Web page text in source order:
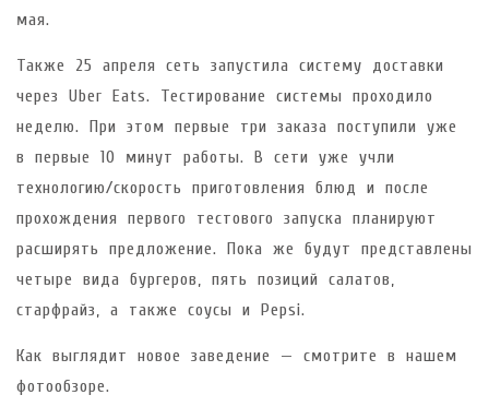
мая.
Также 25 апреля сеть запустила систему доставки
через Uber Еats. Тестирование системы проходило
неделю. При этом первые три заказа поступили уже
в первые 10 минут работы. В сети уже учли
технологию/скорость приготовления блюд и после
прохождения первого тестового запуска планируют
расширять предложение. Пока же будут представлены
четыре вида бургеров, пять позиций салатов,
старфрайз, а также соусы и Pepsi.
Как выглядит новое заведение — смотрите в нашем
фотообзоре.